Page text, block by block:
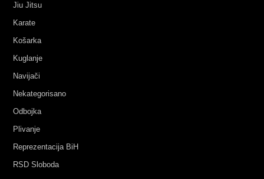
Jiu Jitsu
Karate
Košarka
Kuglanje
Navijači
Nekategorisano
Odbojka
Plivanje
Reprezentacija BiH
RSD Sloboda